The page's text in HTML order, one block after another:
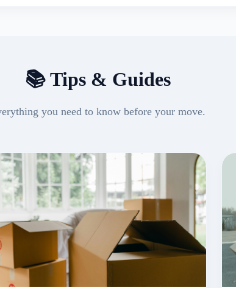
📚 Tips & Guides
you need to know before your move.